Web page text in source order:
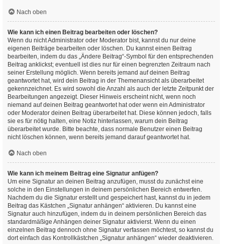
Nach oben
Wie kann ich einen Beitrag bearbeiten oder löschen?
Wenn du nicht Administrator oder Moderator bist, kannst du nur deine
eigenen Beiträge bearbeiten oder löschen. Du kannst einen Beitrag
bearbeiten, indem du das „Ändere Beitrag“-Symbol für den entsprechenden
Beitrag anklickst; eventuell ist dies nur für einen begrenzten Zeitraum nach
seiner Erstellung möglich. Wenn bereits jemand auf deinen Beitrag
geantwortet hat, wird dein Beitrag in der Themenansicht als überarbeitet
gekennzeichnet. Es wird sowohl die Anzahl als auch der letzte Zeitpunkt der
Bearbeitungen angezeigt. Dieser Hinweis erscheint nicht, wenn noch
niemand auf deinen Beitrag geantwortet hat oder wenn ein Administrator
oder Moderator deinen Beitrag überarbeitet hat. Diese können jedoch, falls
sie es für nötig halten, eine Notiz hinterlassen, warum dein Beitrag
überarbeitet wurde. Bitte beachte, dass normale Benutzer einen Beitrag
nicht löschen können, wenn bereits jemand darauf geantwortet hat.
Nach oben
Wie kann ich meinem Beitrag eine Signatur anfügen?
Um eine Signatur an deinen Beitrag anzufügen, musst du zunächst eine
solche in den Einstellungen in deinem persönlichen Bereich entwerfen.
Nachdem du die Signatur erstellt und gespeichert hast, kannst du in jedem
Beitrag das Kästchen „Signatur anhängen“ aktivieren. Du kannst eine
Signatur auch hinzufügen, indem du in deinem persönlichen Bereich das
standardmäßige Anhängen deiner Signatur aktivierst. Wenn du einen
einzelnen Beitrag dennoch ohne Signatur verfassen möchtest, so kannst du
dort einfach das Kontrollkästchen „Signatur anhängen“ wieder deaktivieren.